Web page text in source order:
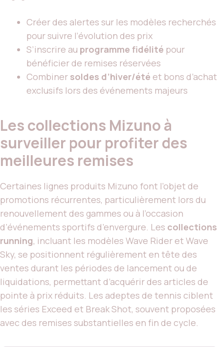
Créer des alertes sur les modèles recherchés
pour suivre l’évolution des prix
S’inscrire au programme fidélité pour
bénéficier de remises réservées
Combiner soldes d’hiver/été et bons d’achat
exclusifs lors des événements majeurs
Les collections Mizuno à
surveiller pour profiter des
meilleures remises
Certaines lignes produits Mizuno font l’objet de
promotions récurrentes, particulièrement lors du
renouvellement des gammes ou à l’occasion
d’événements sportifs d’envergure. Les collections
running, incluant les modèles Wave Rider et Wave
Sky, se positionnent régulièrement en tête des
ventes durant les périodes de lancement ou de
liquidations, permettant d’acquérir des articles de
pointe à prix réduits. Les adeptes de tennis ciblent
les séries Exceed et Break Shot, souvent proposées
avec des remises substantielles en fin de cycle.